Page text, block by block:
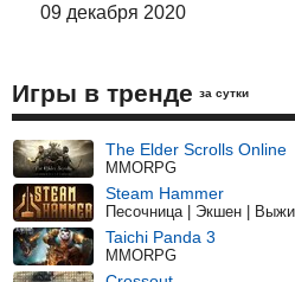
09 декабря 2020
Игры в тренде за сутки
The Elder Scrolls Online
MMORPG
Steam Hammer
Песочница | Экшен |
Taichi Panda 3
MMORPG